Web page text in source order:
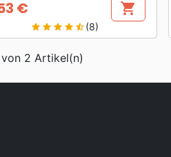
€ shopping_cart
star star star star star_half(8)
2 Artikel(n)